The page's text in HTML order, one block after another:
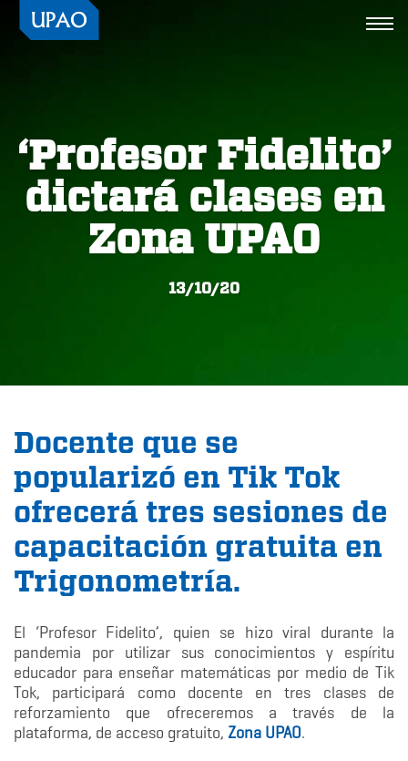
‘Profesor Fidelito’
dictará clases en
Zona UPAO
13/10/20
Docente que se
popularizó en Tik Tok
ofrecerá tres sesiones de
capacitación gratuita en
Trigonometría.
El ‘Profesor Fidelito’, quien se hizo viral durante la
pandemia por utilizar sus conocimientos y espíritu
educador para enseñar matemáticas por medio de Tik
Tok, participará como docente en tres clases de
reforzamiento que ofreceremos a través de la
plataforma, de acceso gratuito, Zona UPAO.